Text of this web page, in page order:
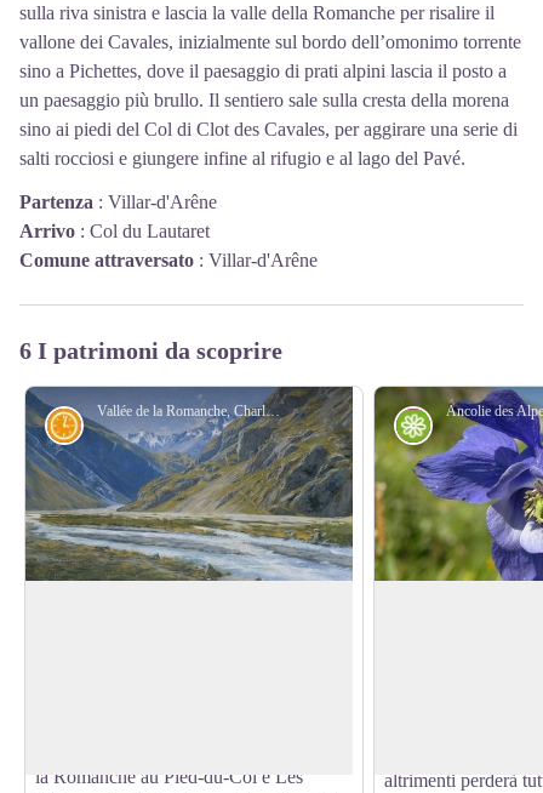
sulla riva sinistra e lascia la valle della Romanche per risalire il
vallone dei Cavales, inizialmente sul bordo dell’omonimo torrente
sino a Pichettes, dove il paesaggio di prati alpini lascia il posto a
un paesaggio più brullo. Il sentiero sale sulla cresta della morena
sino ai piedi del Col di Clot des Cavales, per aggirare una serie di
salti rocciosi e giungere infine al rifugio e al lago del Pavé.
Partenza : Villar-d'Arêne
Arrivo : Col du Lautaret
Comune attraversato : Villar-d'Arêne
6 I patrimoni da scoprire
Vallée de la Romanche, Charles Bertier - © Musée de Grenoble
Storia
la Romanche au Pied-du-Col e Les
Flora
altrimenti perderà